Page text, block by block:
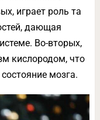
играет роль та
дающая
Во-вторых,
кислородом, что
мозга.